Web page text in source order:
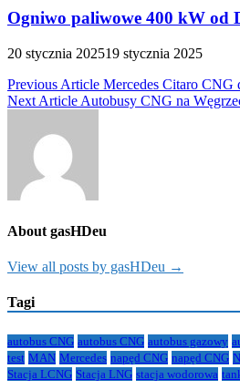
Ogniwo paliwowe 400 kW od
20 stycznia 202519 stycznia 2025
Nawigacja
wpisu
Previous Article Mercedes Citaro CNG
Next Article Autobusy CNG na
About gasHDeu
View all posts by gasHDeu →
Tagi
autobus CNG autobus CNG autobus gazowy
test MAN Mercedes napęd CNG napęd CNG
Stacja LCNG Stacja LNG stacja wodorowa